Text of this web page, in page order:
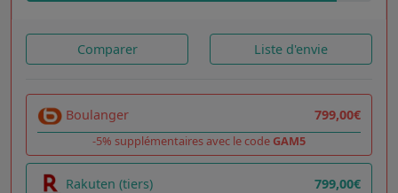
Comparer Liste d'envie
Boulanger 799,00€
-5% supplémentaires avec le code GAM5
Rakuten (tiers) 799,00€